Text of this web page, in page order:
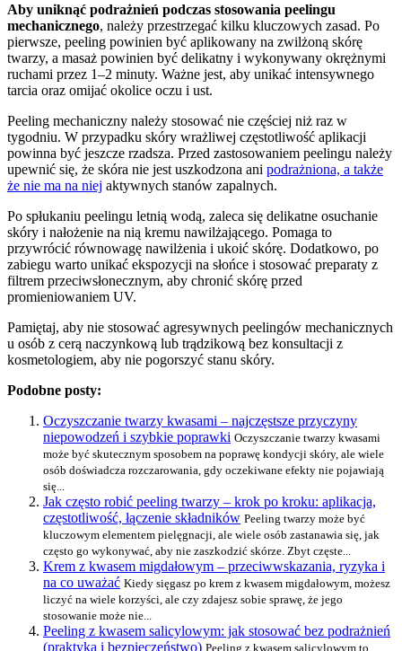
Aby uniknąć podrażnień podczas stosowania peelingu
mechanicznego, należy przestrzegać kilku kluczowych zasad. Po
pierwsze, peeling powinien być aplikowany na zwilżoną skórę
twarzy, a masaż powinien być delikatny i wykonywany okrężnymi
ruchami przez 1–2 minuty. Ważne jest, aby unikać intensywnego
tarcia oraz omijać okolice oczu i ust.
Peeling mechaniczny należy stosować nie częściej niż raz w
tygodniu. W przypadku skóry wrażliwej częstotliwość aplikacji
powinna być jeszcze rzadsza. Przed zastosowaniem peelingu należy
upewnić się, że skóra nie jest uszkodzona ani podrażniona, a także
że nie ma na niej aktywnych stanów zapalnych.
Po spłukaniu peelingu letnią wodą, zaleca się delikatne osuchanie
skóry i nałożenie na nią kremu nawilżającego. Pomaga to
przywrócić równowagę nawilżenia i ukoić skórę. Dodatkowo, po
zabiegu warto unikać ekspozycji na słońce i stosować preparaty z
filtrem przeciwsłonecznym, aby chronić skórę przed
promieniowaniem UV.
Pamiętaj, aby nie stosować agresywnych peelingów mechanicznych
u osób z cerą naczynkową lub trądzikową bez konsultacji z
kosmetologiem, aby nie pogorszyć stanu skóry.
Podobne posty:
Oczyszczanie twarzy kwasami – najczęstsze przyczyny
niepowodzeń i szybkie poprawki Oczyszczanie twarzy kwasami
może być skutecznym sposobem na poprawę kondycji skóry, ale wiele
osób doświadcza rozczarowania, gdy oczekiwane efekty nie pojawiają
się...
Jak często robić peeling twarzy – krok po kroku: aplikacja,
częstotliwość, łączenie składników Peeling twarzy może być
kluczowym elementem pielęgnacji, ale wiele osób zastanawia się, jak
często go wykonywać, aby nie zaszkodzić skórze. Zbyt częste...
Krem z kwasem migdałowym – przeciwwskazania, ryzyka i
na co uważać Kiedy sięgasz po krem z kwasem migdałowym, możesz
liczyć na wiele korzyści, ale czy zdajesz sobie sprawę, że jego
stosowanie może nie...
Peeling z kwasem salicylowym: jak stosować bez podrażnień
(praktyka i bezpieczeństwo) Peeling z kwasem salicylowym to